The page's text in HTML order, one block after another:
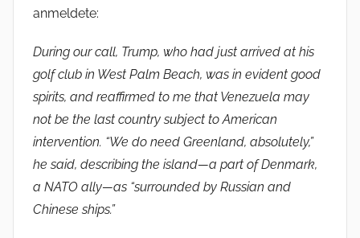
anmeldete:
During our call, Trump, who had just arrived at his
golf club in West Palm Beach, was in evident good
spirits, and reaffirmed to me that Venezuela may
not be the last country subject to American
intervention. “We do need Greenland, absolutely,”
he said, describing the island—a part of Denmark,
a NATO ally—as “surrounded by Russian and
Chinese ships.”